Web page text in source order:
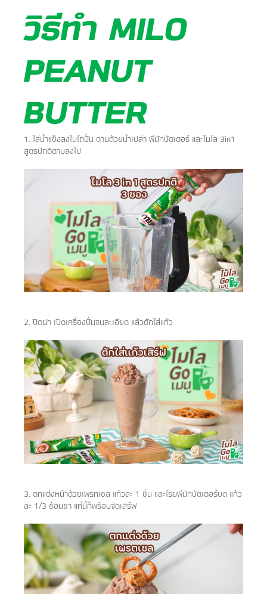
วิธีทำ MILO
PEANUT
BUTTER
1. ใส่น้ำแข็งลงในโถปั่น ตามด้วยน้ำเปล่า พีนัทบัตเตอร์ และไมโล 3in1
สูตรปกติตามลงไป
2. ปิดฝา เปิดเครื่องปั่นจนละเอียด แล้วตักใส่แก้ว
3. ตกแต่งหน้าด้วยเพรทเซล แก้วละ 1 ชิ้น และโรยพีนัทบัตเตอร์บด แก้ว
ละ 1/3 ช้อนชา แค่นี้ก็พร้อมจัดเสิร์ฟ